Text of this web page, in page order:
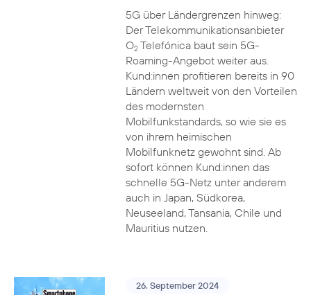
5G über Ländergrenzen hinweg:
Der Telekommunikationsanbieter
O2Telefónica baut sein 5G-
Roaming-Angebot weiter aus.
Kund:innen profitieren bereits in 90
Ländern weltweit von den Vorteilen
des modernsten
Mobilfunkstandards, so wie sie es
von ihrem heimischen
Mobilfunknetz gewohnt sind. Ab
sofort können Kund:innen das
schnelle 5G-Netz unter anderem
auch in Japan, Südkorea,
Neuseeland, Tansania, Chile und
Mauritius nutzen.
26. September 2024